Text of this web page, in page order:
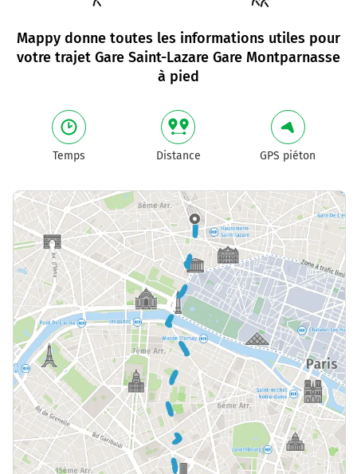
Mappy donne toutes les informations utiles pour
votre trajet Gare Saint-Lazare Gare Montparnasse
à pied
Temps Distance GPS piéton